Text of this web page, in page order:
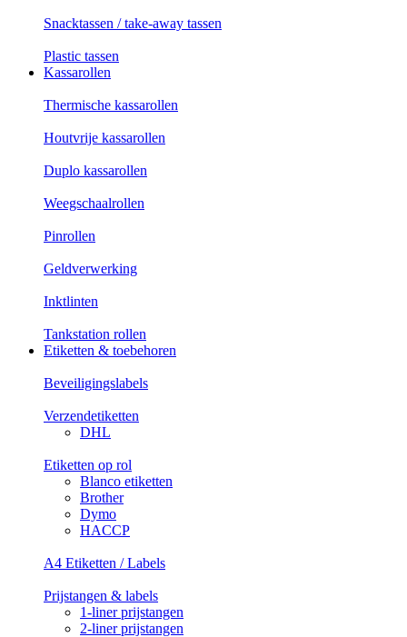
Snacktassen / take-away tassen
Plastic tassen
Kassarollen
Thermische kassarollen
Houtvrije kassarollen
Duplo kassarollen
Weegschaalrollen
Pinrollen
Geldverwerking
Inktlinten
Tankstation rollen
Etiketten & toebehoren
Beveiligingslabels
Verzendetiketten
DHL
Etiketten op rol
Blanco etiketten
Brother
Dymo
HACCP
A4 Etiketten / Labels
Prijstangen & labels
1-liner prijstangen
2-liner prijstangen